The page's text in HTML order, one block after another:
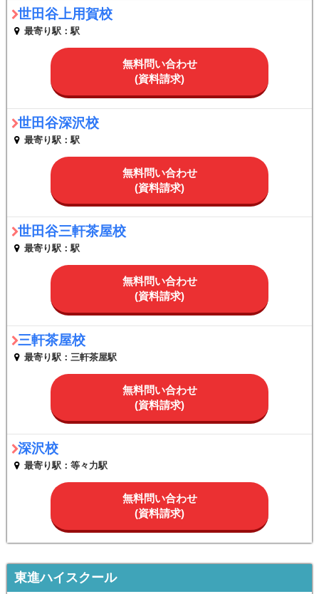
世田谷上用賀校
最寄り駅：駅
無料問い合わせ
(資料請求)
世田谷深沢校
最寄り駅：駅
無料問い合わせ
(資料請求)
世田谷三軒茶屋校
最寄り駅：駅
無料問い合わせ
(資料請求)
三軒茶屋校
最寄り駅：三軒茶屋駅
無料問い合わせ
(資料請求)
深沢校
最寄り駅：等々力駅
無料問い合わせ
(資料請求)
東進ハイスクール